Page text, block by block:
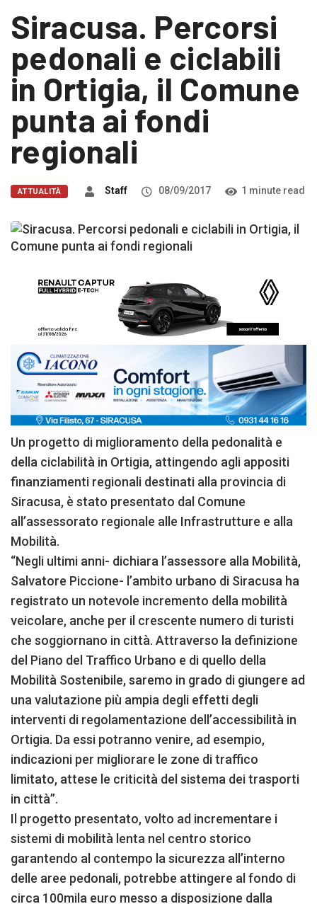
Siracusa. Percorsi
pedonali e ciclabili
in Ortigia, il Comune
punta ai fondi
regionali
ATTUALITÀ Staff 08/09/2017 1 minute read
Un progetto di miglioramento della pedonalità e
della ciclabilità in Ortigia, attingendo agli appositi
finanziamenti regionali destinati alla provincia di
Siracusa, è stato presentato dal Comune
all’assessorato regionale alle Infrastrutture e alla
Mobilità.
“Negli ultimi anni- dichiara l’assessore alla Mobilità,
Salvatore Piccione- l’ambito urbano di Siracusa ha
registrato un notevole incremento della mobilità
veicolare, anche per il crescente numero di turisti
che soggiornano in città. Attraverso la definizione
del Piano del Traffico Urbano e di quello della
Mobilità Sostenibile, saremo in grado di giungere ad
una valutazione più ampia degli effetti degli
interventi di regolamentazione dell’accessibilità in
Ortigia. Da essi potranno venire, ad esempio,
indicazioni per migliorare le zone di traffico
limitato, attese le criticità del sistema dei trasporti
in città”.
Il progetto presentato, volto ad incrementare i
sistemi di mobilità lenta nel centro storico
garantendo al contempo la sicurezza all’interno
delle aree pedonali, potrebbe attingere al fondo di
circa 100mila euro messo a disposizione dalla